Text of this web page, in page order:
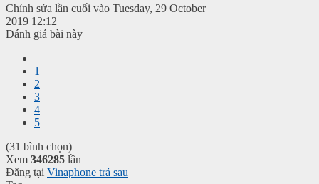
Chỉnh sửa lần cuối vào Tuesday, 29 October
2019 12:12
Đánh giá bài này
1
2
3
4
5
(31 bình chọn)
Xem 346285 lần
Đăng tại Vinaphone trả sau